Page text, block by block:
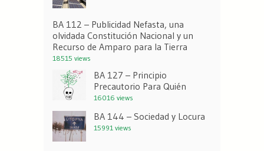
BA 112 – Publicidad Nefasta, una
olvidada Constitución Nacional y un
Recurso de Amparo para la Tierra
18515 views
BA 127 – Principio
Precautorio Para Quién
16016 views
BA 144 – Sociedad y Locura
15991 views